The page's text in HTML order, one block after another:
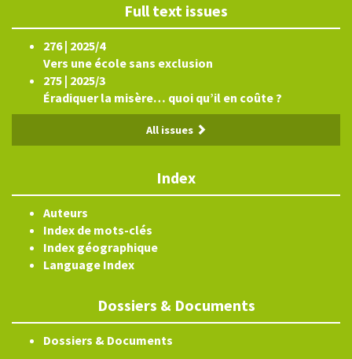
Full text issues
276 | 2025/4
Vers une école sans exclusion
275 | 2025/3
Éradiquer la misère… quoi qu’il en coûte ?
All issues
Index
Auteurs
Index de mots-clés
Index géographique
Language Index
Dossiers & Documents
Dossiers & Documents